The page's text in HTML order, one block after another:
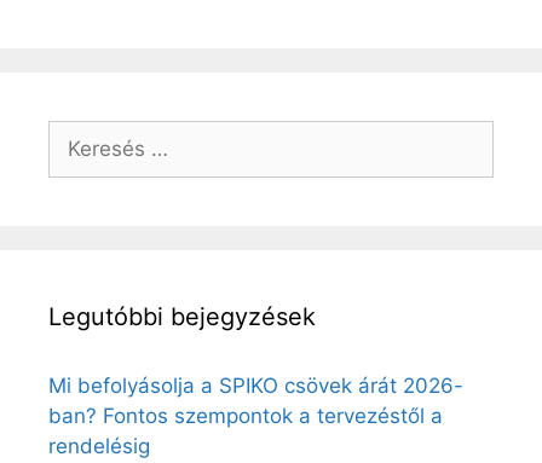
Keresés:
Legutóbbi bejegyzések
Mi befolyásolja a SPIKO csövek árát 2026-
ban? Fontos szempontok a tervezéstől a
rendelésig